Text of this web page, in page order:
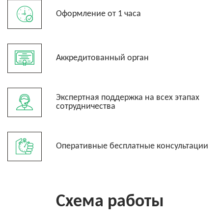
Оформление от 1 часа
Аккредитованный орган
Экспертная поддержка на всех этапах
сотрудничества
Оперативные бесплатные консультации
Схема работы